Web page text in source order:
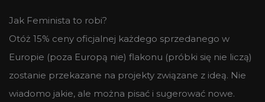
Jak Feminista to robi?
Otóż 15% ceny oficjalnej każdego sprzedanego w
Europie (poza Europą nie) flakonu (próbki się nie liczą)
zostanie przekazane na projekty związane z ideą. Nie
wiadomo jakie, ale można pisać i sugerować nowe.